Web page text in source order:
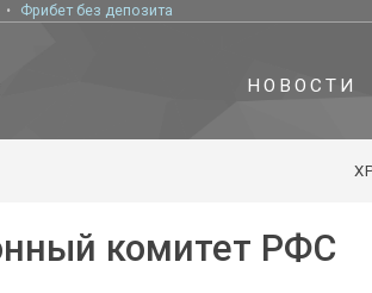
Фрибет без депозита
НОВОСТИ
комитет РФС